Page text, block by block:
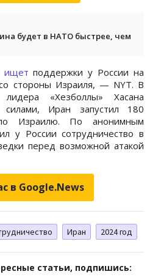
будет в НАТО быстрее, чем
ищет поддержки у России на
стороны Израиля, — NYT. В
«Хезболлы» Хасана
силами, Иран запустил 180
по Израилю. По анонимным
у России сотрудничество в
перед возможной атакой
в Google.News
Иран 2024 год
статьи, подпишись: